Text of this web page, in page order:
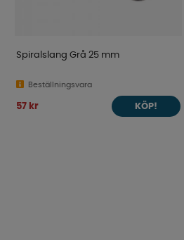
Spiralslang Grå 25 mm
Beställningsvara
57 kr KÖP!